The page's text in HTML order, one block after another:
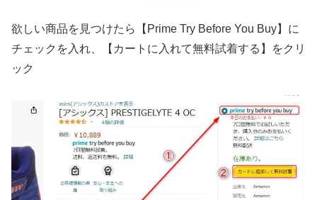
欲しい商品を見つけたら【Prime Try Before You Buy】に
チェックを入れ、【カートに入れて無料試着する】をクリ
ック